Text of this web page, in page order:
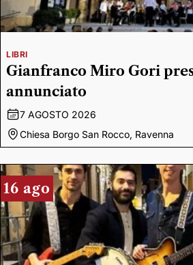
LIBRI
Gianfranco Miro Gori
annunciato
7 AGOSTO 2026
Chiesa Borgo San Rocco, Ravenna
16 ago